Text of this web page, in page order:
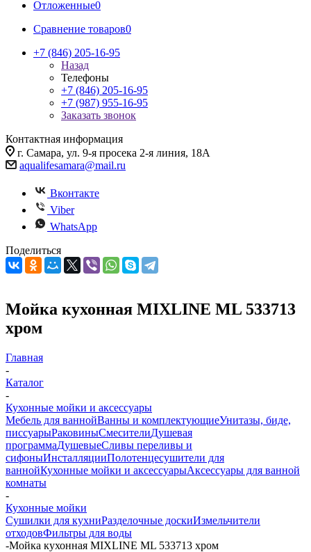
Отложенные0
Сравнение товаров0
+7 (846) 205-16-95
Назад
Телефоны
+7 (846) 205-16-95
+7 (987) 955-16-95
Заказать звонок
Контактная информация
г. Самара, ул. 9-я просека 2-я линия, 18А
aqualifesamara@mail.ru
Вконтакте
Viber
WhatsApp
Поделиться
Мойка кухонная MIXLINE ML 533713
хром
Главная
-
Каталог
-
Кухонные мойки и аксессуары
Мебель для ваннойВанны и комплектующиеУнитазы, биде,
писсуарыРаковиныСмесителиДушевая
программаДушевыеСливы переливы и
сифоныИнсталляцииПолотенцесушители для
ваннойКухонные мойки и аксессуарыАксессуары для ванной
комнаты
-
Кухонные мойки
Сушилки для кухниРазделочные доскиИзмельчители
отходовФильтры для воды
-Мойка кухонная MIXLINE ML 533713 хром